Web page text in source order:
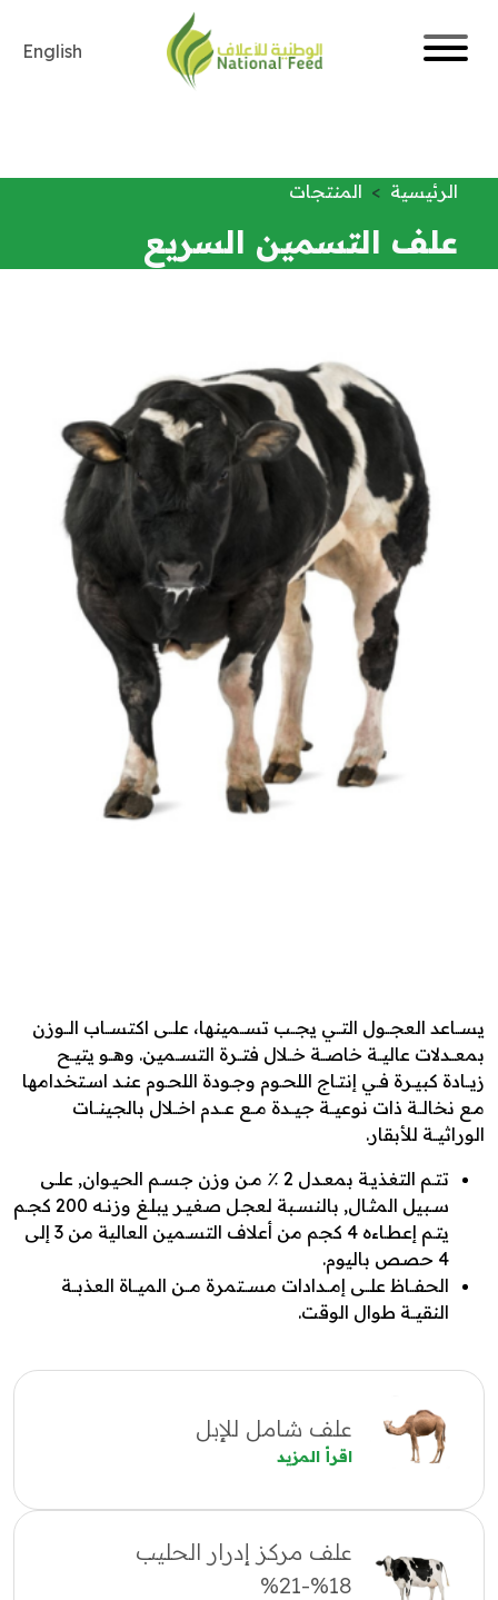
English
الرئيسية المنتجات
علف التسمين السريع
يســاعد العجــول التــي يجــب تســمينها، علــى اكتســاب الــوزن
بمعــدلات عاليــة خاصــة خــلال فتــرة التســمين. وهــو يتيــح
زيــادة كبيـرة فـي إنتـاج اللحـوم وجـودة اللحـوم عنـد اسـتخدامها
مـع نخالــة ذات نوعيــة جيــدة مــع عــدم اخــلال بالجينــات
الوراثيــة للأبقار.
تتـم التغذيـة بمعـدل 2 ٪ مـن وزن جسـم الحيـوان, علـى
سـبيل المثـال, بالنسـبة لعجـل صغيـر يبلـغ وزنـه 200 كجـم
يتـم إعطـاءه 4 كجم من أعلاف التسـمين العالية من 3 إلى
4 حصص باليوم.
الحفــاظ علــى إمــدادات مســتمرة مــن الميــاة العذبــة
النقيــة طوال الوقت.
علف شامل للإبل
اقرأ المزيد
علف مركز إدرار الحليب
18%-21%